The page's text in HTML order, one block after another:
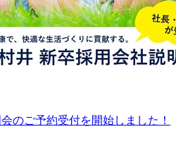
のご予約受付を開始しました！